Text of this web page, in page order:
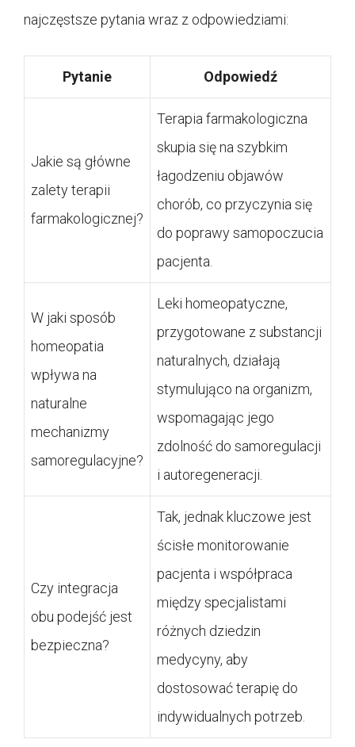
najczęstsze pytania wraz z odpowiedziami:
Pytanie Odpowiedź
Jakie są główne
zalety terapii
farmakologicznej?
Terapia farmakologiczna
skupia się na szybkim
łagodzeniu objawów
chorób, co przyczynia się
do poprawy samopoczucia
pacjenta.
W jaki sposób
homeopatia
wpływa na
naturalne
mechanizmy
samoregulacyjne?
Leki homeopatyczne,
przygotowane z substancji
naturalnych, działają
stymulująco na organizm,
wspomagając jego
zdolność do samoregulacji
i autoregeneracji.
Czy integracja
obu podejść jest
bezpieczna?
Tak, jednak kluczowe jest
ścisłe monitorowanie
pacjenta i współpraca
między specjalistami
różnych dziedzin
medycyny, aby
dostosować terapię do
indywidualnych potrzeb.